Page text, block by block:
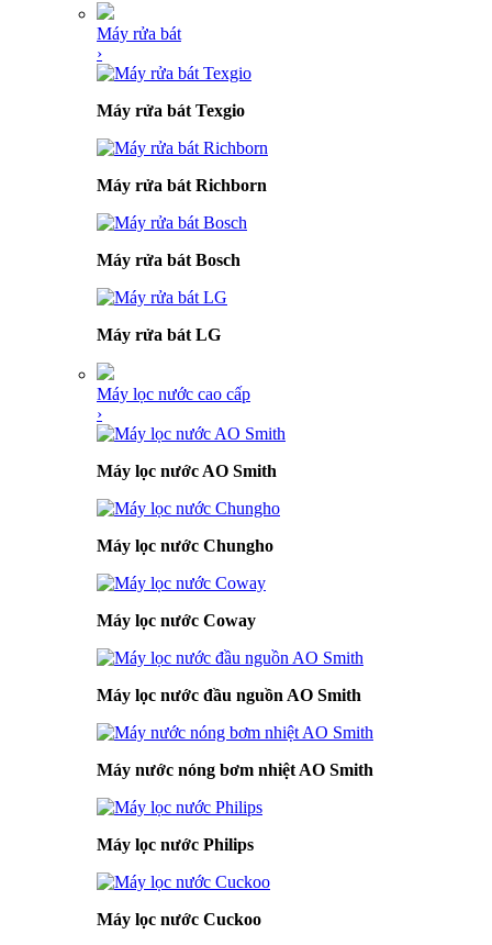
Máy rửa bát
›
Máy rửa bát Texgio
Máy rửa bát Richborn
Máy rửa bát Bosch
Máy rửa bát LG
Máy lọc nước cao cấp
›
Máy lọc nước AO Smith
Máy lọc nước Chungho
Máy lọc nước Coway
Máy lọc nước đầu nguồn AO Smith
Máy nước nóng bơm nhiệt AO Smith
Máy lọc nước Philips
Máy lọc nước Cuckoo